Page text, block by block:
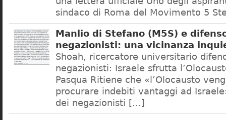
sindaco di Roma del Movimento 5
Manlio di Stefano (M5S) e
negazionisti: una vicinanza
Shoah, ricercatore universitario
negazionisti: Israele sfrutta
Pasqua Ritiene che «l’Olocausto
procurare indebiti vantaggi ad
dei negazionisti […]